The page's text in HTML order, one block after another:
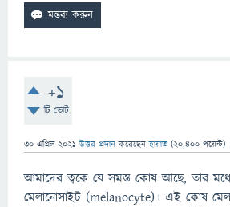
+1
টি ভোট
30 এপ্রিল 2021 উত্তর প্রদান করেছেনহায়াত (20,400 পয়েন্ট)
আমাদের ত্বকে যে সমস্ত কোষ আছে, তার
মেলানোসাইট (melanocyte)। এই কোষ